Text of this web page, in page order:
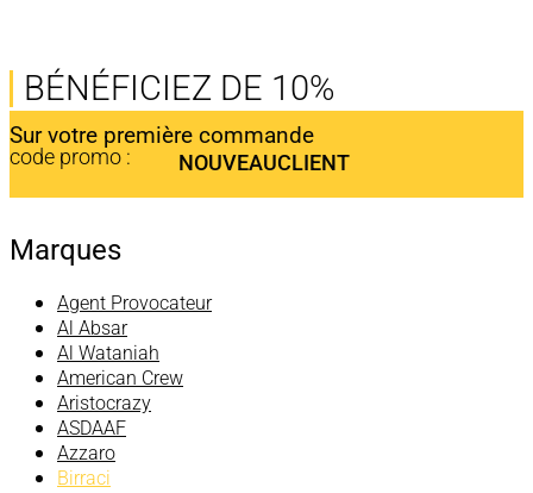
BÉNÉFICIEZ DE 10%
Sur votre première commande
code promo : NOUVEAUCLIENT
Marques
Agent Provocateur
Al Absar
Al Wataniah
American Crew
Aristocrazy
ASDAAF
Azzaro
Birraci